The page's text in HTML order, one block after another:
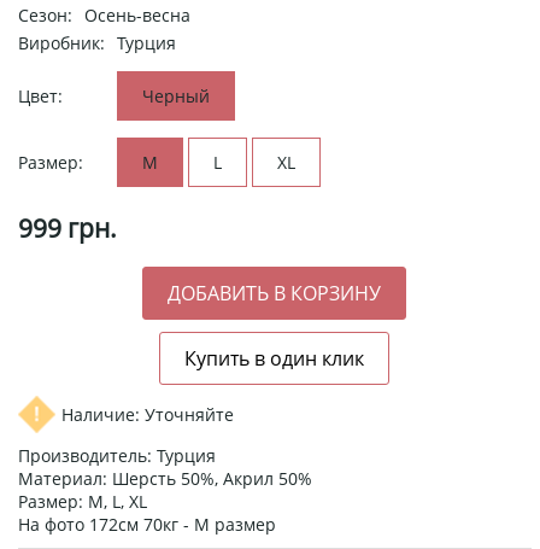
Сезон: Осень-весна
Виробник: Турция
Цвет: Черный
Размер: M L XL
999 грн.
Наличие: Уточняйте
Производитель: Турция
Материал: Шерсть 50%, Акрил 50%
Размер: M, L, XL
На фото 172см 70кг - М размер